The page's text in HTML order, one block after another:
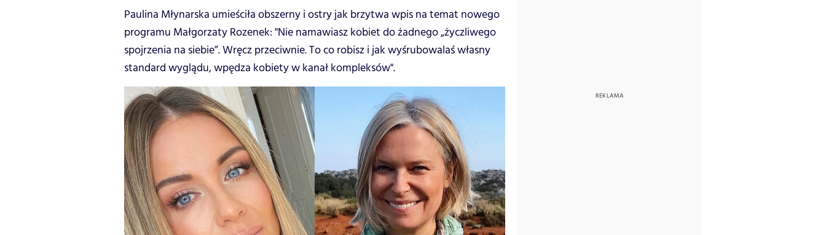
Paulina Młynarska umieściła obszerny i ostry jak brzytwa wpis na temat nowego
programu Małgorzaty Rozenek: "Nie namawiasz kobiet do żadnego „życzliwego
spojrzenia na siebie”. Wręcz przeciwnie. To co robisz i jak wyśrubowalaś własny
standard wyglądu, wpędza kobiety w kanał kompleksów".